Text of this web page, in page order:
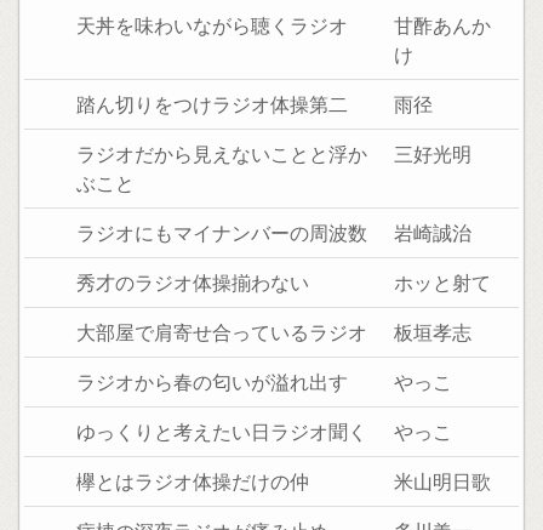
天丼を味わいながら聴くラジオ
甘酢あんか
け
踏ん切りをつけラジオ体操第二
雨径
ラジオだから見えないことと浮か
ぶこと
三好光明
ラジオにもマイナンバーの周波数
岩崎誠治
秀才のラジオ体操揃わない
ホッと射て
大部屋で肩寄せ合っているラジオ
板垣孝志
ラジオから春の匂いが溢れ出す
やっこ
ゆっくりと考えたい日ラジオ聞く
やっこ
欅とはラジオ体操だけの仲
米山明日歌